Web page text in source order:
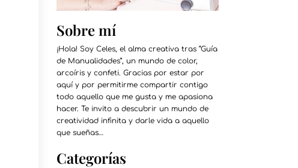
Sobre mí
¡Hola! Soy Celes, el alma creativa tras “Guía
de Manualidades”, un mundo de color,
arcoíris y confeti. Gracias por estar por
aquí y por permitirme compartir contigo
todo aquello que me gusta y me apasiona
hacer. Te invito a descubrir un mundo de
creatividad infinita y darle vida a aquello
que sueñas…
Categorías